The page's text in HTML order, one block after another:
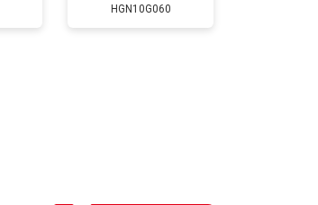
HGN10G060